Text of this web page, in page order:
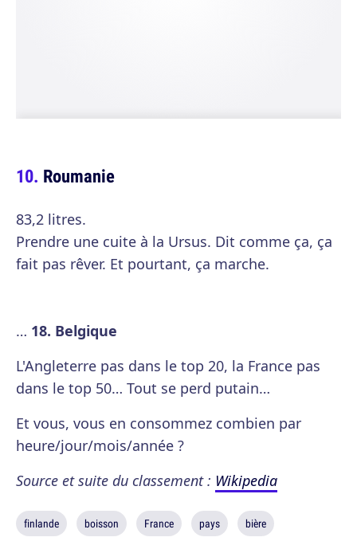
Roumanie
83,2 litres.
Prendre une cuite à la Ursus. Dit comme ça, ça
fait pas rêver. Et pourtant, ça marche.
… 18. Belgique
L'Angleterre pas dans le top 20, la France pas
dans le top 50… Tout se perd putain…
Et vous, vous en consommez combien par
heure/jour/mois/année ?
Source et suite du classement : Wikipedia
finlande boisson France pays bière